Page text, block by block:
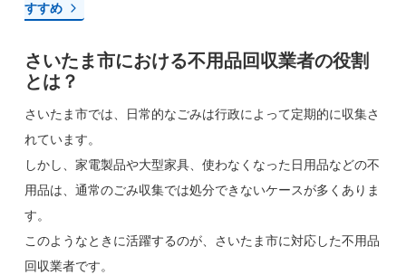
すすめ
さいたま市における不用品回収業者の役割
とは？
さいたま市では、日常的なごみは行政によって定期的に収集さ
れています。
しかし、家電製品や大型家具、使わなくなった日用品などの不
用品は、通常のごみ収集では処分できないケースが多くありま
す。
このようなときに活躍するのが、さいたま市に対応した不用品
回収業者です。